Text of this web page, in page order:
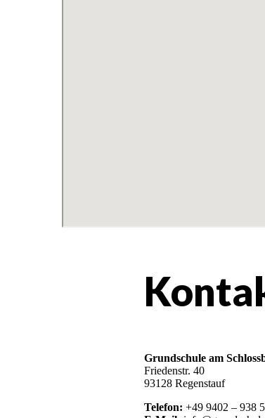
Grundschule am
Friedenstr. 40
93128 Regenstauf
Telefon: +49 9402 – 938